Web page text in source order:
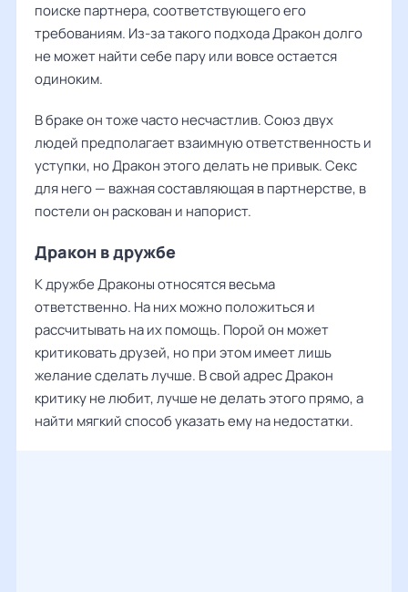
поиске партнера, соответствующего его
требованиям. Из-за такого подхода Дракон долго
не может найти себе пару или вовсе остается
одиноким.
В браке он тоже часто несчастлив. Союз двух
людей предполагает взаимную ответственность и
уступки, но Дракон этого делать не привык. Секс
для него — важная составляющая в партнерстве, в
постели он раскован и напорист.
Дракон в дружбе
К дружбе Драконы относятся весьма
ответственно. На них можно положиться и
рассчитывать на их помощь. Порой он может
критиковать друзей, но при этом имеет лишь
желание сделать лучше. В свой адрес Дракон
критику не любит, лучше не делать этого прямо, а
найти мягкий способ указать ему на недостатки.